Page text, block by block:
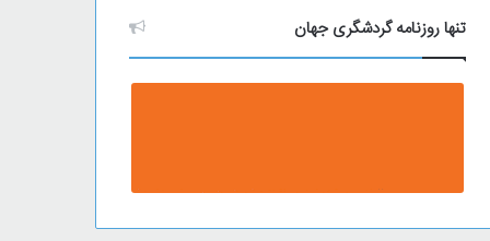
تنها روزنامه گردشگری جهان